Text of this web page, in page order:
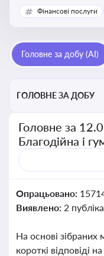
оформлення,
благодійної допомоги
Фінансові послуги
Головне за добу (AI)
ГОЛОВНЕ ЗА ДОБУ
Головне за
Благодійна і
Опрацьовано:
Виявлено: 2
На основі зібраних
короткі відповіді